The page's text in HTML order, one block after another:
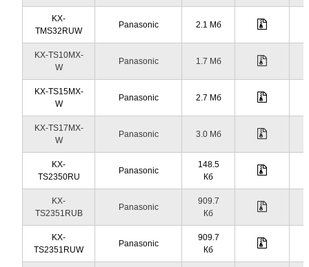
KX-
TMS32RUW
Panasonic 2.1 Мб
KX-TS10MX-
W
Panasonic 1.7 Мб
KX-TS15MX-
W
Panasonic 2.7 Мб
KX-TS17MX-
W
Panasonic 3.0 Мб
KX-
TS2350RU
Panasonic
148.5
Кб
KX-
TS2351RUB
Panasonic
909.7
Кб
KX-
TS2351RUW
Panasonic
909.7
Кб